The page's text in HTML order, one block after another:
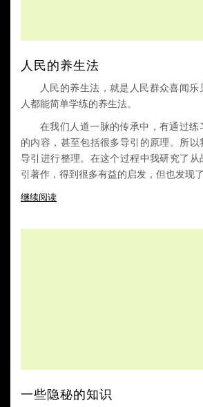
人民的养生法
人民的养生法，就是人民群众喜闻乐
人都能简单学练的养生法。
在我们人道一脉的传承中，有通过练
的内容，甚至包括很多导引的原理。所以
导引进行整理。在这个过程中我研究了从
引著作，得到很多有益的启发，但也发
继续阅读
一些隐秘的知识